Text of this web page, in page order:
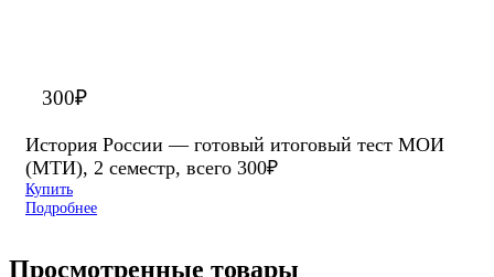
300₽
История России — готовый итоговый тест МОИ
(МТИ), 2 семестр, всего 300₽
Купить
Подробнее
Просмотренные товары